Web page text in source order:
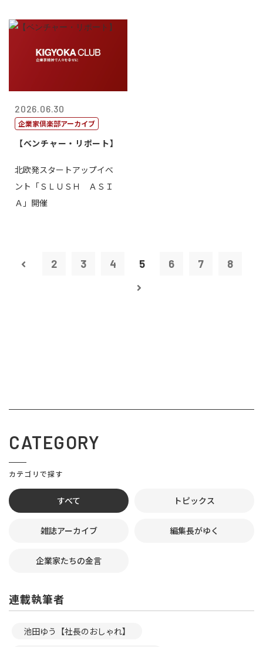
2026.06.30
企業家倶楽部アーカイブ
【ベンチャー・リポート】
北欧発スタートアップイベ
ント「ＳＬＵＳＨ ＡＳＩ
Ａ」開催
2 3 4 5 6 7 8
CATEGORY
カテゴリで探す
すべて トピックス
雑誌アーカイブ 編集長がゆく
企業家たちの金言
連載執筆者
池田ゆう【社長のおしゃれ】